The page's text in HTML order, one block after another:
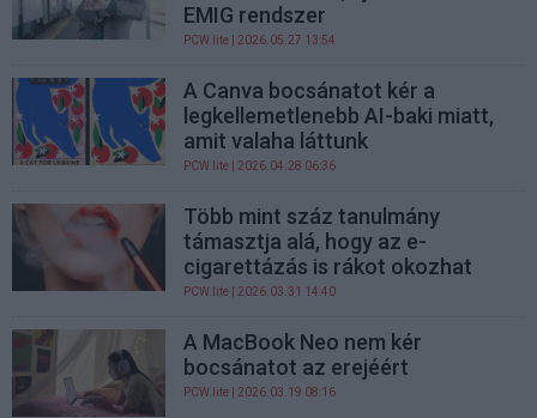
EMIG rendszer
PCW.lite | 2026.05.27 13:54
A Canva bocsánatot kér a
legkellemetlenebb AI-baki miatt,
amit valaha láttunk
PCW.lite | 2026.04.28 06:36
Több mint száz tanulmány
támasztja alá, hogy az e-
cigarettázás is rákot okozhat
PCW.lite | 2026.03.31 14:40
A MacBook Neo nem kér
bocsánatot az erejéért
PCW.lite | 2026.03.19 08:16